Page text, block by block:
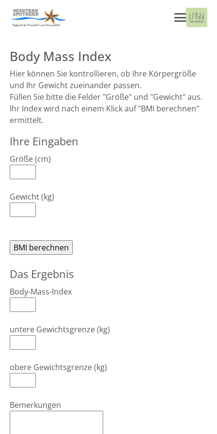
Body Mass Index
Hier können Sie kontrollieren, ob Ihre Körpergröße
und Ihr Gewicht zueinander passen.
Füllen Sie bitte die Felder "Größe" und "Gewicht" aus.
Ihr Index wird nach einem Klick auf "BMI berechnen"
ermittelt.
Ihre Eingaben
Größe (cm)
Gewicht (kg)
Das Ergebnis
Body-Mass-Index
untere Gewichtsgrenze (kg)
obere Gewichtsgrenze (kg)
Bemerkungen